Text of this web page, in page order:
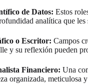
de Datos: Estos
analítica que les
o Escritor: Campos
y su reflexión pueden
Financiero: Una
organizada, meticulosa